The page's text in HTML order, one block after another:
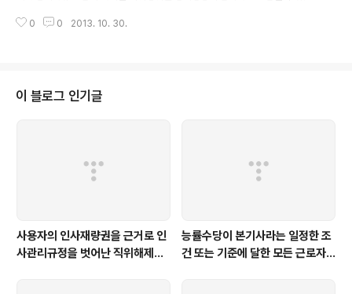
계를 계속할 수 없을 정도) 및 그 판단 기준 ［3］근로자가 징계사유 이외에도
냐 여부는 구체적인 자료들을 통하여 징계위원회 등에서 그것을 징계사유로 삼
았는가 여부에 의하여 결정되어야 하는 것이지 반드시 징계결의서나 징계처분
0 0 2013. 10. 30.
이 블로그 인기글
사용자의 인사재량권을 근거로 인
사관리규정을 벗어난 직위해제사
능률수당이 본기사라는 일정한 조
건 또는 기준에 달한 모든 근로자